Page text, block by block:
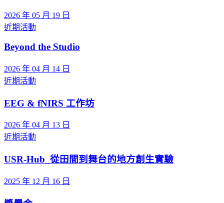
2026 年 05 月 19 日
近期活動
Beyond the Studio
2026 年 04 月 14 日
近期活動
EEG & fNIRS 工作坊
2026 年 04 月 13 日
近期活動
USR-Hub_從田間到舞台的地方創生實驗
2025 年 12 月 16 日